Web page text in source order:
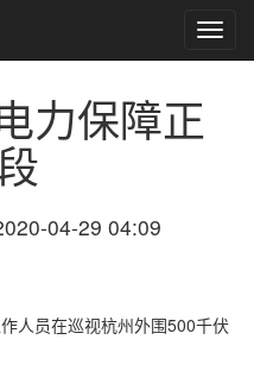
力保障正
04-29 04:09
人员在巡视杭州外围500千伏